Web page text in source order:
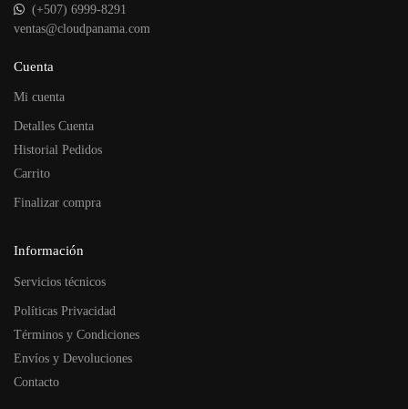
(+507) 6999-8291
ventas@cloudpanama.com
Cuenta
Mi cuenta
Detalles Cuenta
Historial Pedidos
Carrito
Finalizar compra
Información
Servicios técnicos
Políticas Privacidad
Términos y Condiciones
Envíos y Devoluciones
Contacto